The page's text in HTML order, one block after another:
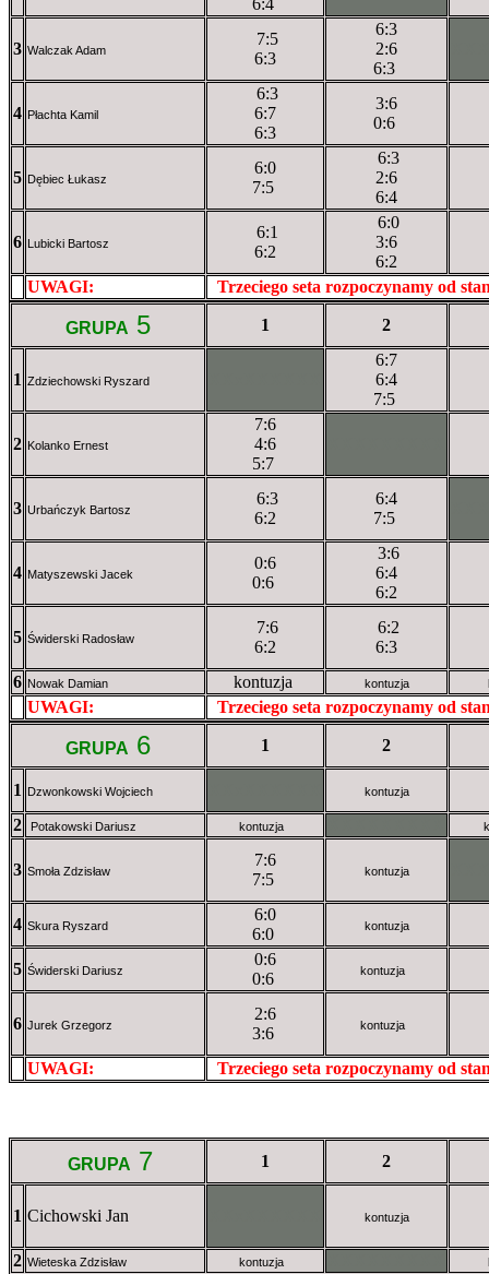
3 Walczak Adam
7:5
6:3
6:3
2:6
6:3
4 Płachta Kamil
6:3
6:7
6:3
3:6
0:6
5 Dębiec Łukasz
6:0
7:5
6:3
2:6
6:4
6 Lubicki Bartosz
6:1
6:2
6:0
3:6
6:2
UWAGI:
Trzeciego seta rozpoczynamy od
GRUPA 5 1 2
1 Zdziechowski Ryszard
6:7
6:4
7:5
2 Kolanko Ernest
7:6
4:6
5:7
3 Urbańczyk Bartosz
6:3
6:2
6:4
7:5
4 Matyszewski Jacek
0:6
0:6
3:6
6:4
6:2
5 Świderski Radosław
7:6
6:2
6:2
6:3
6 Nowak Damian kontuzja kontuzja
UWAGI: Trzeciego seta rozpoczynamy od
GRUPA 6 1 2
1 Dzwonkowski Wojciech kontuzja
2 Potakowski Dariusz kontuzja
3 Smoła Zdzisław
7:6
7:5
kontuzja
4 Skura Ryszard
6:0
6:0
kontuzja
5 Świderski Dariusz
0:6
0:6
kontuzja
6 Jurek Grzegorz
2:6
3:6
kontuzja
UWAGI: Trzeciego seta rozpoczynamy od
GRUPA 7 1 2
1 Cichowski Jan kontuzja
2 Wieteska Zdzisław kontuzja